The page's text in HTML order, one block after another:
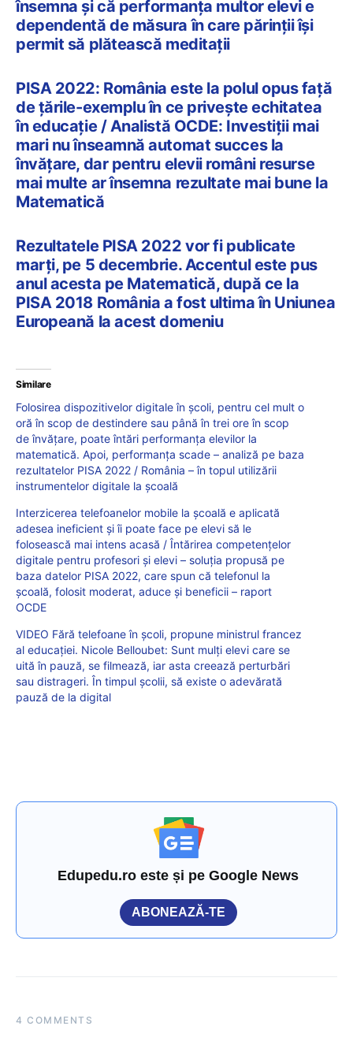
însemna și că performanța multor elevi e
dependentă de măsura în care părinții își
permit să plătească meditații
PISA 2022: România este la polul opus față
de țările-exemplu în ce privește echitatea
în educație / Analistă OCDE: Investiții mai
mari nu înseamnă automat succes la
învățare, dar pentru elevii români resurse
mai multe ar însemna rezultate mai bune la
Matematică
Rezultatele PISA 2022 vor fi publicate
marți, pe 5 decembrie. Accentul este pus
anul acesta pe Matematică, după ce la
PISA 2018 România a fost ultima în Uniunea
Europeană la acest domeniu
Similare
Folosirea dispozitivelor digitale în școli, pentru cel mult o
oră în scop de destindere sau până în trei ore în scop
de învățare, poate întări performanța elevilor la
matematică. Apoi, performanța scade – analiză pe baza
rezultatelor PISA 2022 / România – în topul utilizării
instrumentelor digitale la școală
Interzicerea telefoanelor mobile la școală e aplicată
adesea ineficient și îi poate face pe elevi să le
folosească mai intens acasă / Întărirea competențelor
digitale pentru profesori și elevi – soluția propusă pe
baza datelor PISA 2022, care spun că telefonul la
școală, folosit moderat, aduce și beneficii – raport
OCDE
VIDEO Fără telefoane în școli, propune ministrul francez
al educației. Nicole Belloubet: Sunt mulți elevi care se
uită în pauză, se filmează, iar asta creează perturbări
sau distrageri. În timpul școlii, să existe o adevărată
pauză de la digital
Edupedu.ro este și pe Google News
ABONEAZĂ-TE
4 COMMENTS